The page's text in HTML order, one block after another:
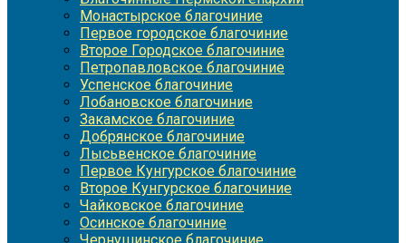
Монастырское благочиние
Первое городское благочиние
Второе Городское благочиние
Петропавловское благочиние
Успенское благочиние
Лобановское благочиние
Закамское благочиние
Добрянское благочиние
Лысьвенское благочиние
Первое Кунгурское благочиние
Второе Кунгурское благочиние
Чайковское благочиние
Осинское благочиние